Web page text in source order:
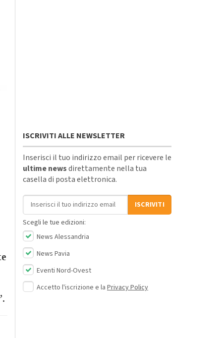
ISCRIVITI ALLE NEWSLETTER
Inserisci il tuo indirizzo email per ricevere le
ultime newsdirettamente nella tua
casella di posta elettronica.
Indirizzo email
ISCRIVITI
Scegli le tue edizioni:
News Alessandria
News Pavia
Eventi Nord-Ovest
Accetto l'iscrizione e la Privacy Policy